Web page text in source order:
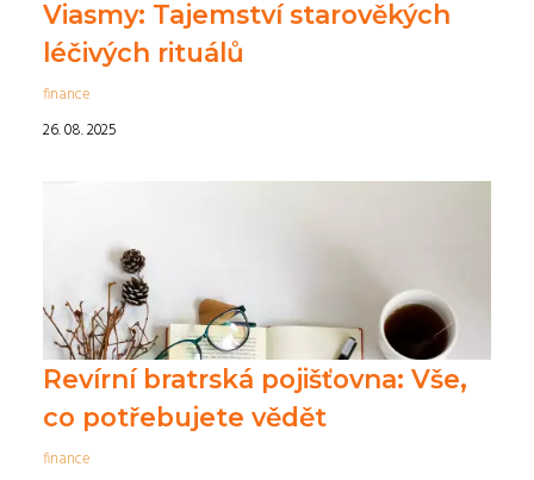
Viasmy: Tajemství starověkých
léčivých rituálů
finance
26. 08. 2025
Revírní bratrská pojišťovna: Vše,
co potřebujete vědět
finance